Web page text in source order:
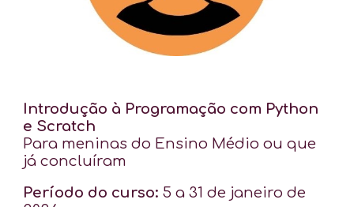
Introdução à Programação com Python
e Scratch
Para meninas do Ensino Médio ou que
já concluíram
Período do curso: 5 a 31 de janeiro de